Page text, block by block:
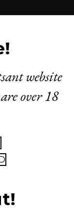
website
over 18